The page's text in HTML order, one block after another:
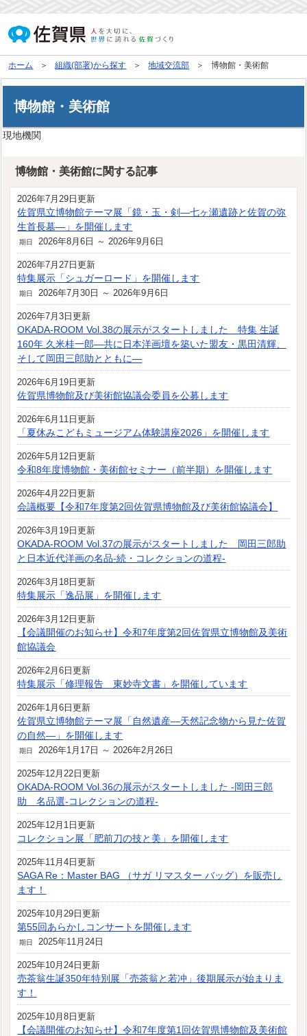
ホーム 組織(部署)から探す 地域交流部 博物館・美術館
博物館・美術館
現地機関
博物館・美術館に関する記事
2026年7月29日更新
佐賀県立博物館テーマ展「鏡・玉・剣―七ヶ瀬遺跡と佐賀の弥
生首長墓―」を開催します
期日 2026年8月6日 ～ 2026年9月6日
2026年7月27日更新
特集展示「シュガーロード」を開催します
期日 2026年7月30日 ～ 2026年9月6日
2026年7月3日更新
OKADA-ROOM Vol.38の展示がスタートしました 特集 生誕
160年 久米桂一郎―共に日本洋画壇を築いた盟友・黒田清輝、
そして岡田三郎助とともに―
2026年6月19日更新
佐賀県博物館及び美術館協議会委員を公募します
2026年6月11日更新
「夏休みこどもミュージアム体験講座2026」を開催します
2026年5月12日更新
令和8年度博物館・美術館セミナー（前半期）を開催します
2026年4月22日更新
会議概要【令和7年度第2回佐賀県博物館及び美術館協議会】
2026年3月19日更新
OKADA-ROOM Vol.37の展示がスタートしました 岡田三郎助
と日本近代洋画の名品-続・コレクションの道程-
2026年3月18日更新
特集展示「逸品展」を開催します
2026年3月12日更新
【会議開催のお知らせ】令和7年度第2回佐賀県立博物館及美術
館協議会
2026年2月6日更新
特集展示「修理報告 東妙寺文書」を開催しています
2026年1月6日更新
佐賀県立博物館テーマ展「自然遺産―天然記念物から見た佐賀
の自然―」を開催します
期日 2026年1月17日 ～ 2026年2月26日
2025年12月22日更新
OKADA-ROOM Vol.36の展示がスタートしました -岡田三郎
助 名品選-コレクションの道程-
2025年12月1日更新
コレクション展「肥前刀の技と美」を開催します
2025年11月4日更新
SAGA Re：Master BAG （サガ リマスター バッグ）を販売し
ます！
2025年10月29日更新
第55回あらかしコンサートを開催します
期日 2025年11月24日
2025年10月24日更新
売茶翁生誕350年特別展「売茶翁と若冲」後期展示が始まりま
す！
2025年10月8日更新
【会議開催のお知らせ】令和7年度第1回佐賀県博物館及美術館